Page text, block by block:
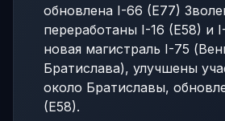
обновлена I-66 (E77)
переработаны I-16 (E58) и
новая магистраль I-75
Братислава), улучшены
около Братиславы,
(E58).